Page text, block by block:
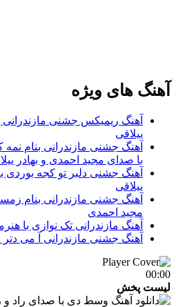
آهنگ های ویژه
آهنگ ریمیکس جشنی مازندرانی
ییلاقی
آهنگ جشنی مازندرانی بنام
با صدای مجید احمدی و بهادر
آهنگ جشنی دلبر تو کجه بوردی
ییلاقی
آهنگ جشنی مازندرانی بنام
مجید احمدی
آهنگ مازندرانی تک نوازی با
آهنگ جشنی مازندرانی آ می
00:00
لیست پخش